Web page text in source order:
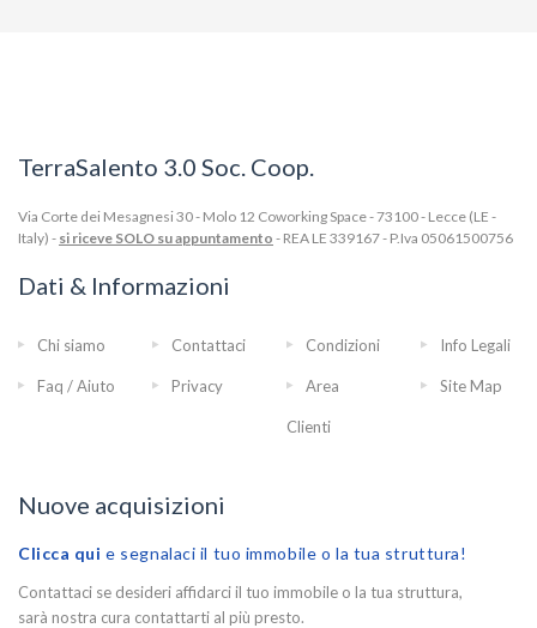
TerraSalento 3.0 Soc. Coop.
Via Corte dei Mesagnesi 30 - Molo 12 Coworking Space - 73100 - Lecce (LE -
Italy) - si riceve SOLO su appuntamento - REA LE 339167 - P.Iva 05061500756
Dati & Informazioni
Chi siamo Contattaci Condizioni Info Legali
Faq / Aiuto Privacy Area
Clienti
Site Map
Nuove acquisizioni
Clicca qui e segnalaci il tuo immobile o la tua struttura!
Contattaci se desideri affidarci il tuo immobile o la tua struttura,
sarà nostra cura contattarti al più presto.